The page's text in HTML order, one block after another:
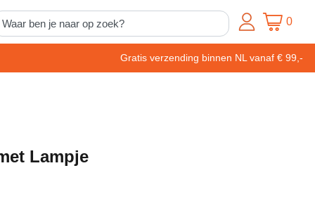
0
Gratis verzending binnen NL vanaf € 99,-
Lampje